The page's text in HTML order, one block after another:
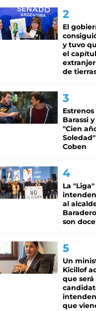
El
y tuvo
el
de
Estrenos
Barassi
"Cien
Coben
La
al
son doce
Un
Kicillof
que será
que